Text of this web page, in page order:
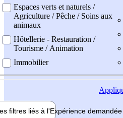
Espaces verts et naturels /
Agriculture / Pêche / Soins aux
animaux
Hôtellerie - Restauration /
Tourisme / Animation
Immobilier
filtres liés à l'Expérience demandée